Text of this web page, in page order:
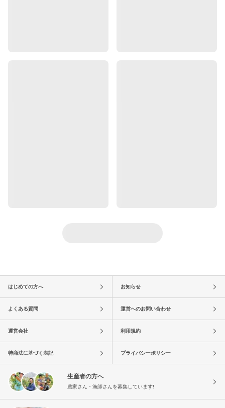
はじめての方へ お知らせ
よくある質問 運営へのお問い合わせ
運営会社 利用規約
特商法に基づく表記 プライバシーポリシー
生産者の方へ
農家さん・漁師さんを募集しています!